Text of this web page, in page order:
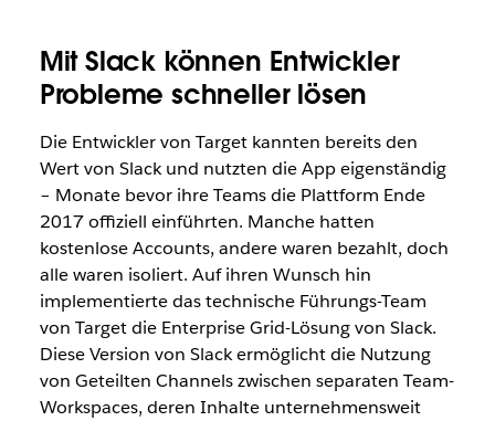
Mit Slack können Entwickler
Probleme schneller lösen
Die Entwickler von Target kannten bereits den
Wert von Slack und nutzten die App eigenständig
– Monate bevor ihre Teams die Plattform Ende
2017 offiziell einführten. Manche hatten
kostenlose Accounts, andere waren bezahlt, doch
alle waren isoliert. Auf ihren Wunsch hin
implementierte das technische Führungs-Team
von Target die Enterprise Grid-Lösung von Slack.
Diese Version von Slack ermöglicht die Nutzung
von Geteilten Channels zwischen separaten Team-
Workspaces, deren Inhalte unternehmensweit